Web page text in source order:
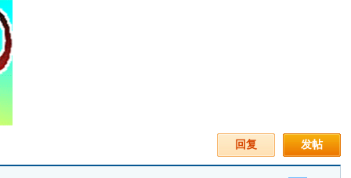
发帖
回复